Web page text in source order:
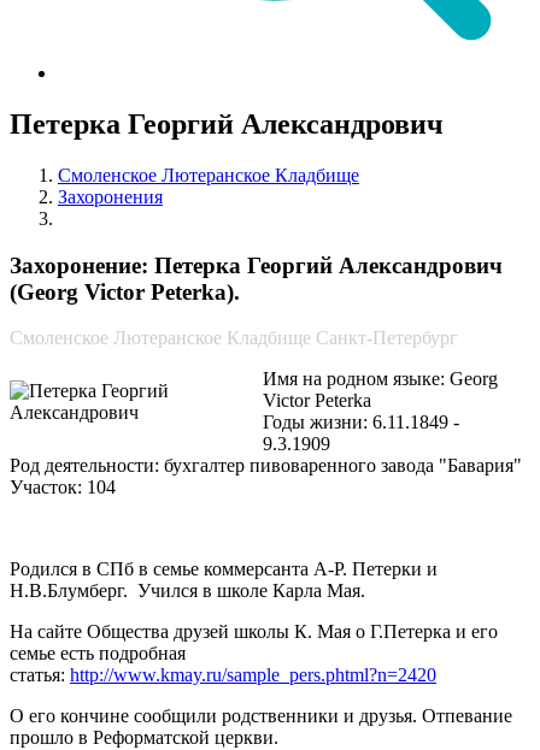
Петерка Георгий Александрович
Смоленское Лютеранское Кладбище
Захоронения
Захоронение: Петерка Георгий Александрович
(Georg Victor Peterka).
Смоленское Лютеранское Кладбище Санкт-Петербург
Имя на родном языке: Georg
Victor Peterka
Годы жизни: 6.11.1849 -
9.3.1909
Род деятельности: бухгалтер пивоваренного завода "Бавария"
Участок: 104
Родился в СПб в семье коммерсанта А-Р. Петерки и
Н.В.Блумберг. Учился в школе Карла Мая.
На сайте Общества друзей школы К. Мая о Г.Петерка и его
семье есть подробная
статья: http://www.kmay.ru/sample_pers.phtml?n=2420
О его кончине сообщили родственники и друзья. Отпевание
прошло в Реформатской церкви.